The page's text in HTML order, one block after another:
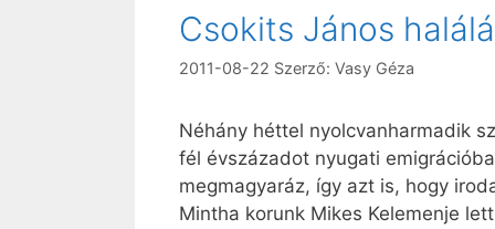
Csokits János
2011-08-22 Szerző: Vasy Géza
Néhány héttel nyolcvanharmadik
fél évszázadot nyugati
megmagyaráz, így azt is, hogy
Mintha korunk Mikes Kelemenje